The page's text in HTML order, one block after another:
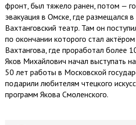
фронт, был тяжело ранен, потом —
эвакуация в Омске, где размещался
Вахтанговский театр. Там он
по окончании которого стал
Вахтангова, где проработал более
Яков Михайлович начал выступать
50 лет работы в Московской
подарили любителям чтецкого
программ Якова Смоленского.